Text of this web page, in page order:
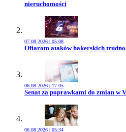
nieruchomości
07.08.2026 | 05:08
Przejdź do artykułu:
Ofiarom ataków hakerskich
06.08.2026 | 17:05
Przejdź do artykułu:
Senat za poprawkami do zmian w
06.08.2026 | 05:34